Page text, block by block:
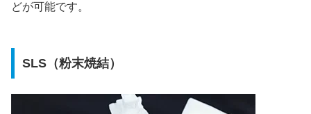
どが可能です。
SLS（粉末焼結）